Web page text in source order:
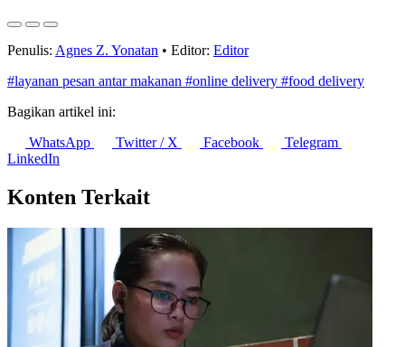
Penulis: Agnes Z. Yonatan • Editor: Editor
#layanan pesan antar makanan #online delivery #food delivery
Bagikan artikel ini:
WhatsApp
Twitter / X Facebook
Telegram
LinkedIn
Konten Terkait